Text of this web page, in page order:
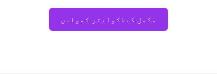
مکمل کیلکولیٹر کھولیں